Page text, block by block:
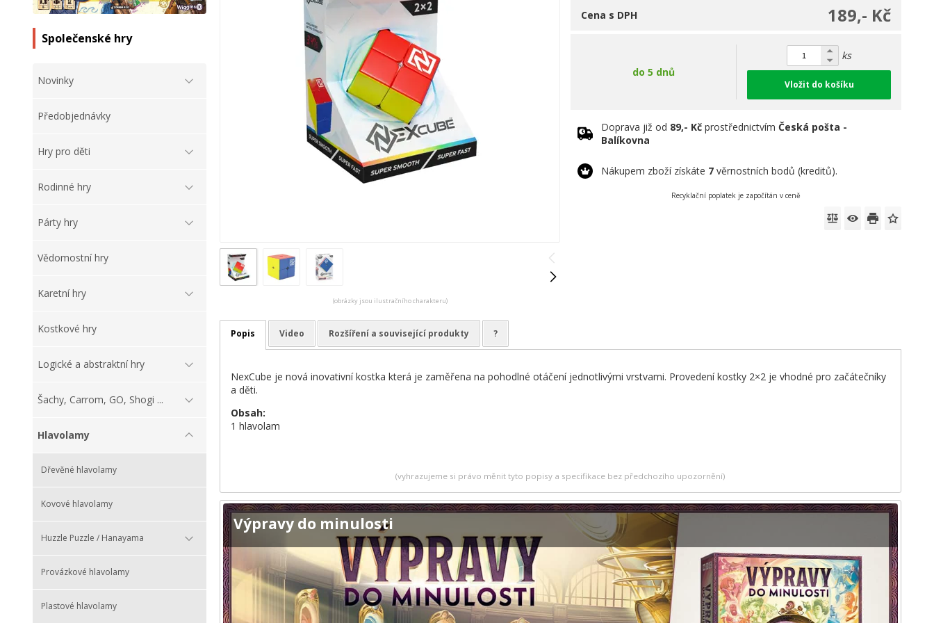
Společenské hry
Novinky
Předobjednávky
Hry pro děti
Rodinné hry
Párty hry
Vědomostní hry
Karetní hry
Kostkové hry
Logické a abstraktní hry
Šachy, Carrom, GO, Shogi ...
Hlavolamy
Dřevěné hlavolamy
Kovové hlavolamy
Huzzle Puzzle / Hanayama
Provázkové hlavolamy
Plastové hlavolamy
(obrázky jsou ilustračního charakteru)
189,- Kč
Cena s DPH
do 5 dnů
ks
Vložit do košíku
Doprava již od 89,- Kč prostřednictvímČeská pošta -
Balíkovna
Nákupem zboží získáte 7 věrnostních bodů (kreditů).
Recyklační poplatek je započítán v ceně
Popis Video Rozšíření a související produkty ?
NexCube je nová inovativní kostka která je zaměřena na pohodlné otáčení jednotlivými vrstvami. Provedení kostky 2×2 je vhodné pro začátečníky
a děti.
Obsah:
1 hlavolam
(vyhrazujeme si právo měnit tyto popisy a specifikace bez předchozího upozornění)
Výpravy do minulosti